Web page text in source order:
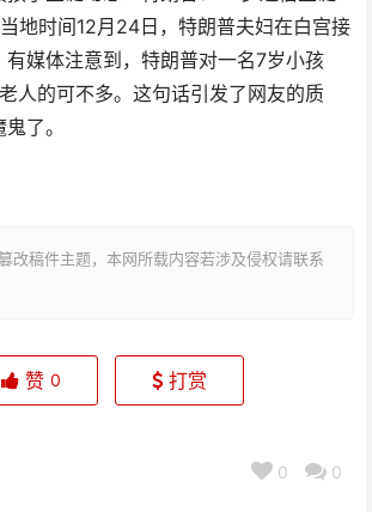
地时间12月24日，特朗普夫妇在白宫接
有媒体注意到，特朗普对一名7岁小孩
人的可不多。这句话引发了网友的质
了。
改稿件主题，本网所载内容若涉及侵权请联系
赞 0 打赏
0 0